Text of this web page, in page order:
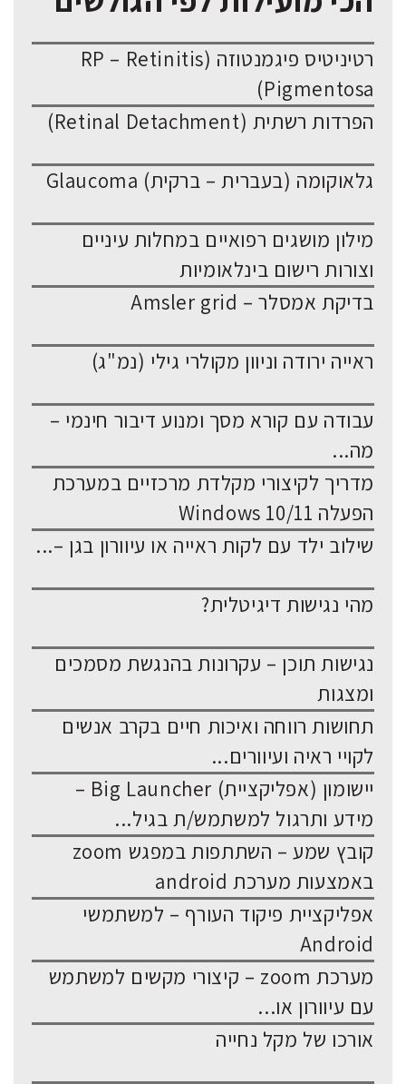
רטיניטיס פיגמנטוזה (RP – Retinitis
Pigmentosa)
הפרדות רשתית (Retinal Detachment)
גלאוקומה (בעברית – ברקית) Glaucoma
מילון מושגים רפואיים במחלות עיניים
וצורות רישום בינלאומיות
בדיקת אמסלר – Amsler grid
ראייה ירודה וניוון מקולרי גילי (נמ"ג)
עבודה עם קורא מסך ומנוע דיבור חינמי –
מה...
מדריך לקיצורי מקלדת מרכזיים במערכת
הפעלה Windows 10/11
שילוב ילד עם לקות ראייה או עיוורון בגן –...
מהי נגישות דיגיטלית?
נגישות תוכן – עקרונות בהנגשת מסמכים
ומצגות
תחושות רווחה ואיכות חיים בקרב אנשים
לקויי ראיה ועיוורים...
יישומון (אפליקציית) Big Launcher –
מידע ותרגול למשתמש/ת בגיל...
קובץ שמע – השתתפות במפגש zoom
באמצעות מערכת android
אפליקציית פיקוד העורף – למשתמשי
Android
מערכת zoom – קיצורי מקשים למשתמש
עם עיוורון או...
אורכו של מקל נחייה